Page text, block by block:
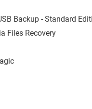
Backup - Standard
Files Recovery